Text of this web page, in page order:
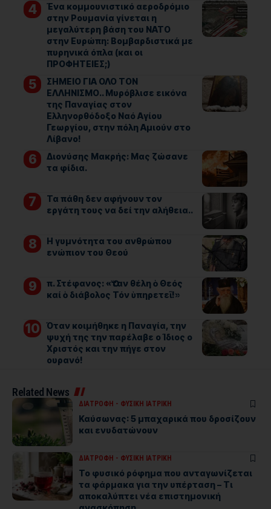
Ένα κομμουνιστικό αεροδρόμιο
στην Ρουμανία γίνεται η
μεγαλύτερη βάση του ΝΑΤΟ
στην Ευρώπη: Βομβαρδιστικά με
πυρηνικά όπλα (και οι
ΠΡΟΦΗΤΕΙΕΣ;)
ΣΗΜΕΙΟ ΓΙΑ ΟΛΟ ΤΟΝ
ΕΛΛΗΝΙΣΜΟ.. Μυρόβλισε εικόνα
της Παναγίας στον
Ελληνορθόδοξο Ναό Αγίου
Γεωργίου, στην πόλη Αμιούν στο
Λίβανο!
Διονύσης Μακρής: Μας ζώσανε
τα φίδια.
Τα πάθη δεν αφήνουν τον
εργάτη τους να δεί την αλήθεια..
Η γυμνότητα του ανθρώπου
ενώπιον του Θεού
π. Στέφανος: «Ὅταν θέλη ὁ Θεός
καί ὁ διάβολος Τόν ὑπηρετεῖ!»
Όταν κοιμήθηκε η Παναγία, την
ψυχή της την παρέλαβε ο Ίδιος ο
Χριστός και την πήγε στον
ουρανό!
Related News
ΔΙΑΤΡΟΦΗ - ΦΥΣΙΚΗ ΙΑΤΡΙΚΗ
Καύσωνας: 5 μπαχαρικά που δροσίζουν
και ενυδατώνουν
ΔΙΑΤΡΟΦΗ - ΦΥΣΙΚΗ ΙΑΤΡΙΚΗ
Το φυσικό ρόφημα που ανταγωνίζεται
τα φάρμακα για την υπέρταση – Τι
αποκαλύπτει νέα επιστημονική